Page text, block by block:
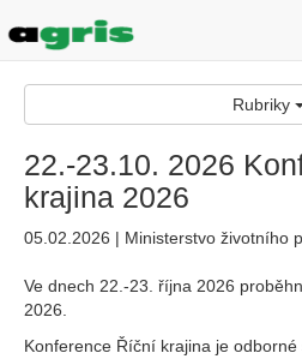
Rubriky
22.-23.10. 2026
krajina 2026
05.02.2026 | Ministerstvo životního
Ve dnech 22.-23. října 2026
2026.
Konference Říční krajina je